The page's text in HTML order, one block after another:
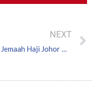
NEXT
2700 Jemaah Haji Johor Hadiri Kursus Persiapan Akhir